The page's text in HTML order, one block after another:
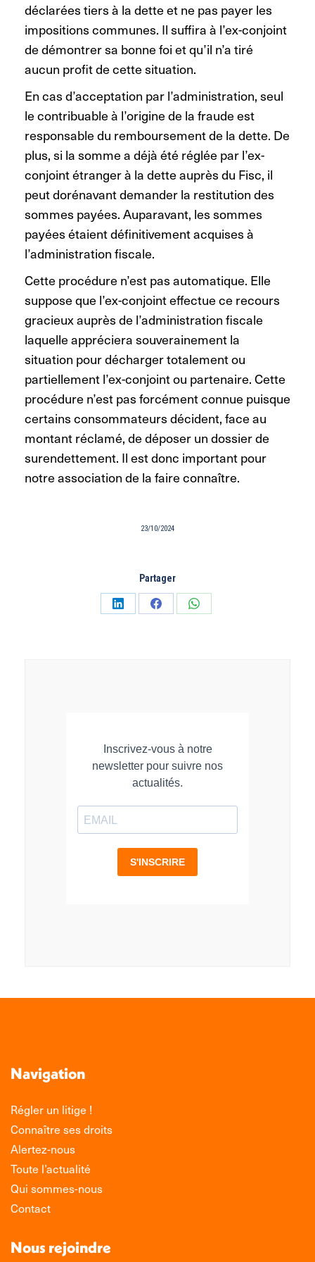
déclarées tiers à la dette et ne pas payer les
impositions communes. Il suffira à l’ex-conjoint
de démontrer sa bonne foi et qu’il n’a tiré
aucun profit de cette situation.
En cas d’acceptation par l’administration, seul
le contribuable à l’origine de la fraude est
responsable du remboursement de la dette. De
plus, si la somme a déjà été réglée par l’ex-
conjoint étranger à la dette auprès du Fisc, il
peut dorénavant demander la restitution des
sommes payées. Auparavant, les sommes
payées étaient définitivement acquises à
l’administration fiscale.
Cette procédure n’est pas automatique. Elle
suppose que l’ex-conjoint effectue ce recours
gracieux auprès de l’administration fiscale
laquelle appréciera souverainement la
situation pour décharger totalement ou
partiellement l’ex-conjoint ou partenaire. Cette
procédure n’est pas forcément connue puisque
certains consommateurs décident, face au
montant réclamé, de déposer un dossier de
surendettement. Il est donc important pour
notre association de la faire connaître.
23/10/2024
Partager
PartagerPartagerPartager
Navigation
Régler un litige !
Connaître ses droits
Alertez-nous
Toute l’actualité
Qui sommes-nous
Contact
Nous rejoindre